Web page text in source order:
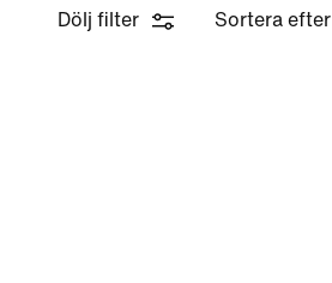
Dölj filter Sortera efter